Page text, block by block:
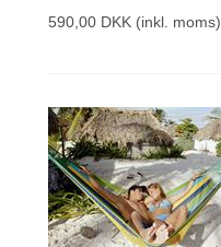
590,00 DKK (inkl. moms)